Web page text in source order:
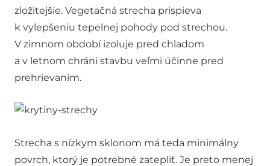
zložitejšie. Vegetačná strecha prispieva
k vylepšeniu tepelnej pohody pod strechou.
V zimnom období izoluje pred chladom
a v letnom chráni stavbu veľmi účinne pred
prehrievaním.
Strecha s nízkym sklonom má teda minimálny
povrch, ktorý je potrebné zatepliť. Je preto menej